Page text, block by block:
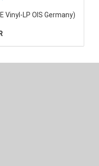
Vinyl-LP OIS Germany)